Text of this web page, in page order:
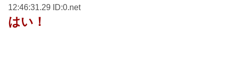
12:46:31.29 ID:0.net
はい！